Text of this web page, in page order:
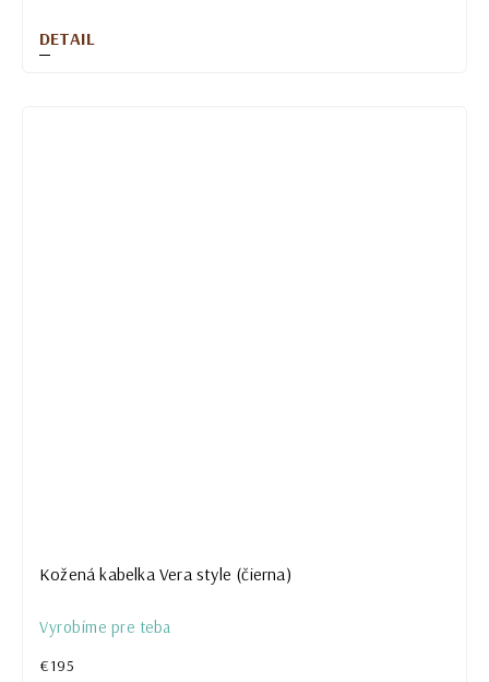
DETAIL
Kožená kabelka Vera style (čierna)
Vyrobíme pre teba
€195